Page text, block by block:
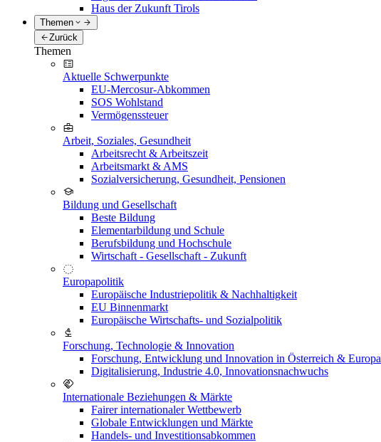
Haus der Zukunft Tirols
Themen
Zurück
Themen
Aktuelle Schwerpunkte
EU-Mercosur-Abkommen
SOS Wohlstand
Vermögenssteuer
Arbeit, Soziales, Gesundheit
Arbeitsrecht & Arbeitszeit
Arbeitsmarkt & AMS
Sozialversicherung, Gesundheit, Pensionen
Bildung und Gesellschaft
Beste Bildung
Elementarbildung und Schule
Berufsbildung und Hochschule
Wirtschaft - Gesellschaft - Zukunft
Europapolitik
Europäische Industriepolitik & Nachhaltigkeit
EU Binnenmarkt
Europäische Wirtschafts- und Sozialpolitik
Forschung, Technologie & Innovation
Forschung, Entwicklung und Innovation in Österreich & Europa
Digitalisierung, Industrie 4.0, Innovationsnachwuchs
Internationale Beziehungen & Märkte
Fairer internationaler Wettbewerb
Globale Entwicklungen und Märkte
Handels- und Investitionsabkommen